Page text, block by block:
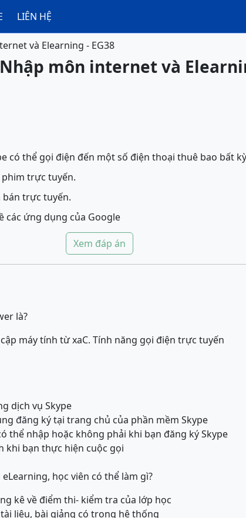
LIÊN HỆ
và Elearning - EG38
môn internet và
có thể gọi điện đến một số điện thoại thuê bao bất
trực tuyến.
trực tuyến.
các ứng dụng của Google
Xem đáp án
là?
cập máy tính từ xaC. Tính năng gọi điện trực tuyến
dịch vụ Skype
đăng ký tại trang chủ của phần mềm Skype
thể nhập hoặc không phải khi bạn đăng ký Skype
khi bạn thực hiện cuộc gọi
học viên có thể làm gì?
kê về điểm thi- kiểm tra của lớp học
liệu, bài giảng có trong hệ thống